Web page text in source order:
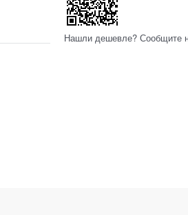
Нашли дешевле? Сообщите